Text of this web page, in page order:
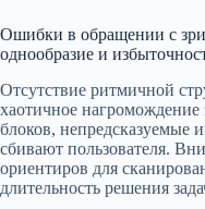
Ошибки в обращении с
однообразие и
Отсутствие ритмичной
хаотичное
блоков, непредсказуемые
сбивают пользователя.
ориентиров для
длительность решения